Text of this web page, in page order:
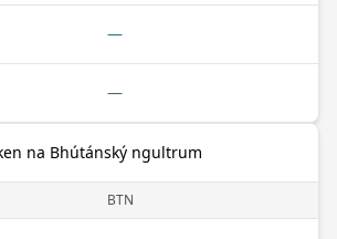
—
—
na Bhútánský ngultrum
BTN